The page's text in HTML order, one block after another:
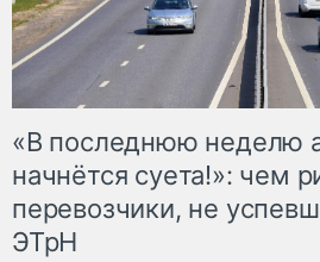
«В последнюю неделю
начнётся суета!»: чем
перевозчики, не
ЭТрН